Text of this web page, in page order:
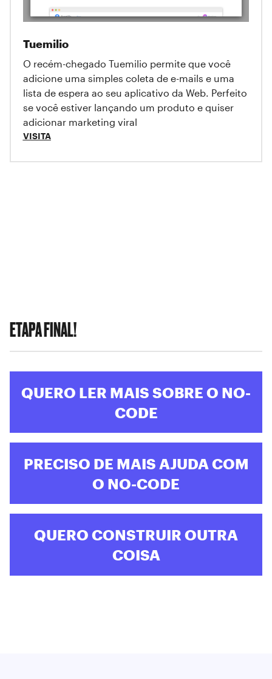
Tuemilio
O recém-chegado Tuemilio permite que você
adicione uma simples coleta de e-mails e uma
lista de espera ao seu aplicativo da Web. Perfeito
se você estiver lançando um produto e quiser
adicionar marketing viral
VISITA
ETAPA FINAL!
QUERO LER MAIS SOBRE O NO-
CODE
PRECISO DE MAIS AJUDA COM
O NO-CODE
QUERO CONSTRUIR OUTRA
COISA